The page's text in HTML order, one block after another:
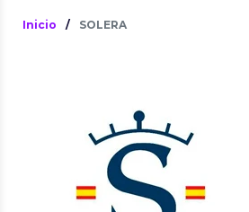
Inicio / SOLERA